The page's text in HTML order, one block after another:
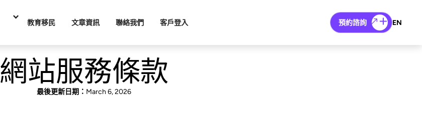
教育移民 文章資訊 聯絡我們 客戶登入 預約諮詢 EN
網站服務條款
最後更新日期： March 6, 2026